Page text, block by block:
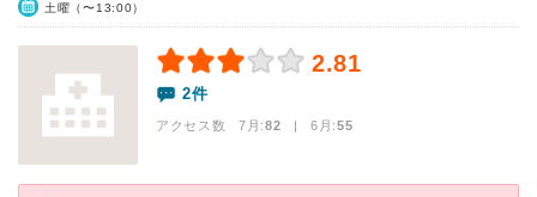
土曜（〜13:00）
2.81
2件
アクセス数 7月:82 | 6月:55